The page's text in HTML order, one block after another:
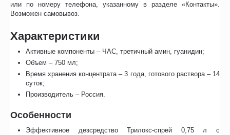
или по номеру телефона, указанному в разделе «Контакты».
Возможен самовывоз.
Характеристики
Активные компоненты – ЧАС, третичный амин, гуанидин;
Объем – 750 мл;
Время хранения концентрата – 3 года, готового раствора – 14
суток;
Производитель – Россия.
Особенности
Эффективное дезсредство Трилокс-спрей 0,75 л с